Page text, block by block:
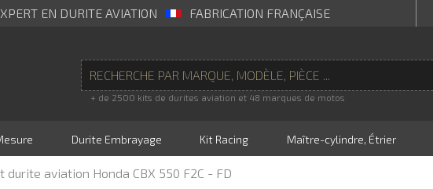
EN DURITE AVIATION FABRICATION FRANÇAISE
+ de 2500 kits de durites aviation et 48 marques de motos
Durite Embrayage Kit Racing Maître-cylindre, Étrier
durite aviation Honda CBX 550 F2C - FD